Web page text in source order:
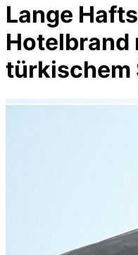
Lange
Hotelbrand
türkischem